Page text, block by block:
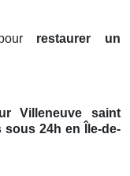
restaurer un
Villeneuve saint
24h en Île-de-